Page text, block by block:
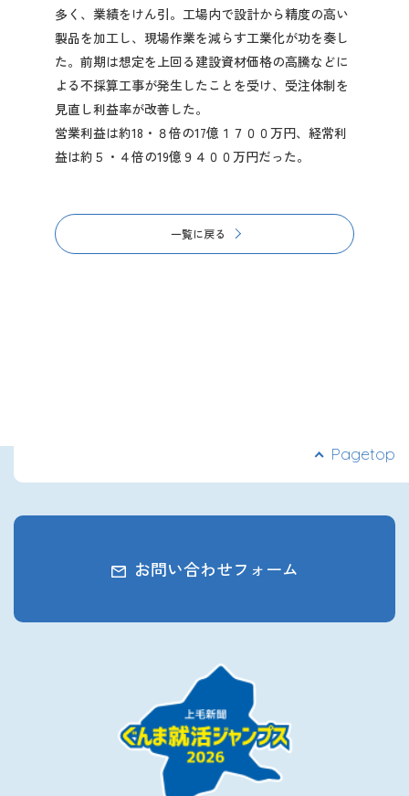
多く、業績をけん引。工場内で設計から精度の高い
製品を加工し、現場作業を減らす工業化が功を奏し
た。前期は想定を上回る建設資材価格の高騰などに
よる不採算工事が発生したことを受け、受注体制を
見直し利益率が改善した。
営業利益は約18・８倍の17億１７００万円、経常利
益は約５・４倍の19億９４００万円だった。
一覧に戻る
お問い合わせフォーム
Pagetop